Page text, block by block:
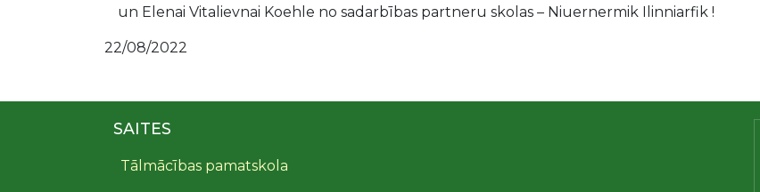
un Elenai Vitalievnai Koehle no sadarbības partneru skolas – Niuernermik Ilinniarfik !
22/08/2022
SAITES
Tālmācības pamatskola